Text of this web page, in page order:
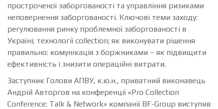
простроченої заборгованості та управління ризиками
неповернення заборгованості. Ключові теми заходу:
регулювання ринку проблемної заборгованості в
Україні; технології collection; як виконувати рішення
правильно: комунікація з боржниками – як підвищити
ефективність і знизити операційні витрати.
Заступник Голови АПВУ, к.ю.н., приватний виконавець
Андрій Авторгов на конференції «Pro Collection
Conference: Talk & Network» компанії BF-Group виступив